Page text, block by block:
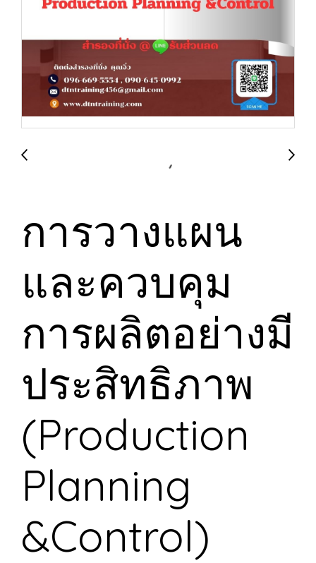
การวางแผน
และควบคุม
การผลิตอย่างมี
ประสิทธิภาพ
(Production
Planning
&Control)